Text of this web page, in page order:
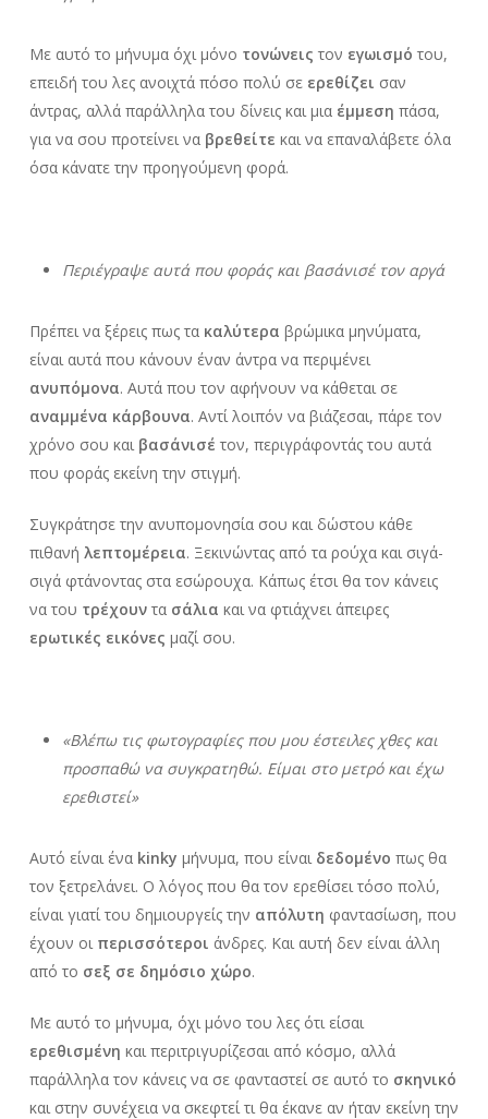
Με αυτό το μήνυμα όχι μόνο τονώνεις τον εγωισμό του,
επειδή του λες ανοιχτά πόσο πολύ σε ερεθίζει σαν
άντρας, αλλά παράλληλα του δίνεις και μια έμμεση πάσα,
για να σου προτείνει να βρεθείτε και να επαναλάβετε όλα
όσα κάνατε την προηγούμενη φορά.
Περιέγραψε αυτά που φοράς και βασάνισέ τον αργά
Πρέπει να ξέρεις πως τα καλύτερα βρώμικα μηνύματα,
είναι αυτά που κάνουν έναν άντρα να περιμένει
ανυπόμονα. Αυτά που τον αφήνουν να κάθεται σε
αναμμένα κάρβουνα. Αντί λοιπόν να βιάζεσαι, πάρε τον
χρόνο σου και βασάνισέ τον, περιγράφοντάς του αυτά
που φοράς εκείνη την στιγμή.
Συγκράτησε την ανυπομονησία σου και δώστου κάθε
πιθανή λεπτομέρεια. Ξεκινώντας από τα ρούχα και σιγά-
σιγά φτάνοντας στα εσώρουχα. Κάπως έτσι θα τον κάνεις
να του τρέχουντα σάλια και να φτιάχνει άπειρες
ερωτικές εικόνες μαζί σου.
«Βλέπω τις φωτογραφίες που μου έστειλες χθες και
προσπαθώ να συγκρατηθώ. Είμαι στο μετρό και έχω
ερεθιστεί»
Αυτό είναι ένα kinky μήνυμα, που είναι δεδομένο πως θα
τον ξετρελάνει. Ο λόγος που θα τον ερεθίσει τόσο πολύ,
είναι γιατί του δημιουργείς την απόλυτη φαντασίωση, που
έχουν οι περισσότεροι άνδρες. Και αυτή δεν είναι άλλη
από το σεξ σε δημόσιο χώρο.
Με αυτό το μήνυμα, όχι μόνο του λες ότι είσαι
ερεθισμένη και περιτριγυρίζεσαι από κόσμο, αλλά
παράλληλα τον κάνεις να σε φανταστεί σε αυτό το σκηνικό
και στην συνέχεια να σκεφτεί τι θα έκανε αν ήταν εκείνη την